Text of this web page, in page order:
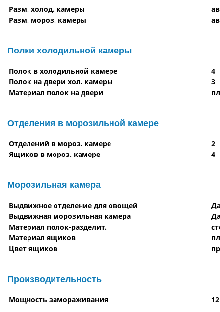
Разм. холод. камеры
Разм. мороз. камеры
Полки холодильной камеры
Полок в холодильной камере
4
Полок на двери хол. камеры
3
Материал полок на двери
Отделения в морозильной камере
Отделений в мороз. камере
2
Ящиков в мороз. камере
4
Морозильная камера
Выдвижное отделение для овощей
Да
Выдвижная морозильная камера
Да
Материал полок-разделит.
Материал ящиков
Цвет ящиков
Производительность
Мощность замораживания